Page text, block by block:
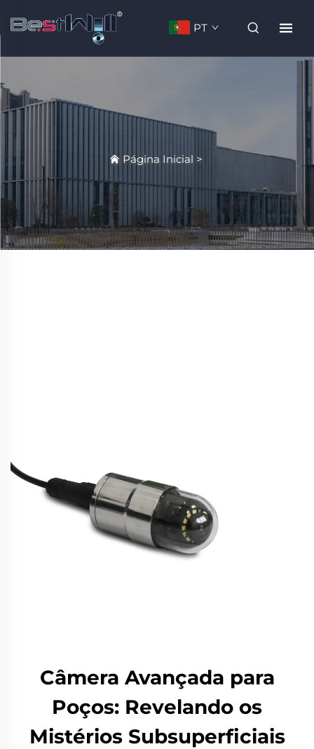
PT
Página Inicial >
Câmera Avançada para
Poços: Revelando os
Mistérios Subsuperficiais